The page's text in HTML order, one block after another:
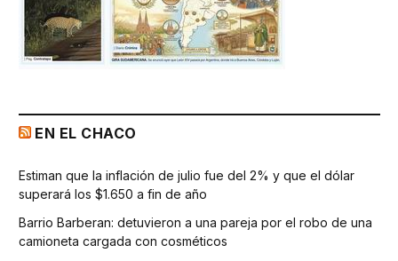
EN EL CHACO
Estiman que la inflación de julio fue del 2% y que el dólar
superará los $1.650 a fin de año
Barrio Barberan: detuvieron a una pareja por el robo de una
camioneta cargada con cosméticos